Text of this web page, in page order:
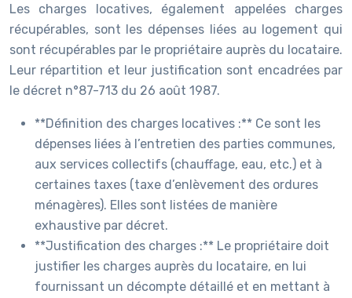
Les charges locatives, également appelées charges
récupérables, sont les dépenses liées au logement qui
sont récupérables par le propriétaire auprès du locataire.
Leur répartition et leur justification sont encadrées par
le décret n°87-713 du 26 août 1987.
**Définition des charges locatives :** Ce sont les
dépenses liées à l’entretien des parties communes,
aux services collectifs (chauffage, eau, etc.) et à
certaines taxes (taxe d’enlèvement des ordures
ménagères). Elles sont listées de manière
exhaustive par décret.
**Justification des charges :** Le propriétaire doit
justifier les charges auprès du locataire, en lui
fournissant un décompte détaillé et en mettant à